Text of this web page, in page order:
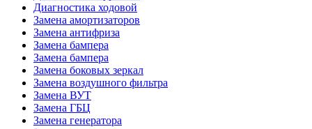
Диагностика ходовой
Замена амортизаторов
Замена антифриза
Замена бампера
Замена бампера
Замена боковых зеркал
Замена воздушного фильтра
Замена ВУТ
Замена ГБЦ
Замена генератора